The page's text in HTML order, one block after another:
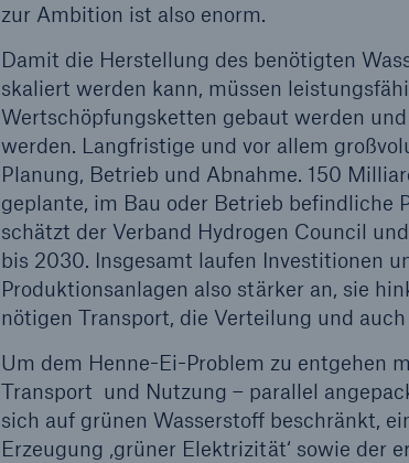
zur Ambition ist also enorm.
Damit die Herstellung des benötigten
skaliert werden kann, müssen
Wertschöpfungsketten gebaut werden
werden. Langfristige und vor allem
Planung, Betrieb und Abnahme. 150
geplante, im Bau oder Betrieb befindliche
schätzt der Verband Hydrogen Council
bis 2030. Insgesamt laufen Investitionen
Produktionsanlagen also stärker an, sie
nötigen Transport, die Verteilung und
Um dem Henne-Ei-Problem zu entgehen
Transport und Nutzung – parallel
sich auf grünen Wasserstoff beschränkt,
Erzeugung ‚grüner Elektrizität‘ sowie